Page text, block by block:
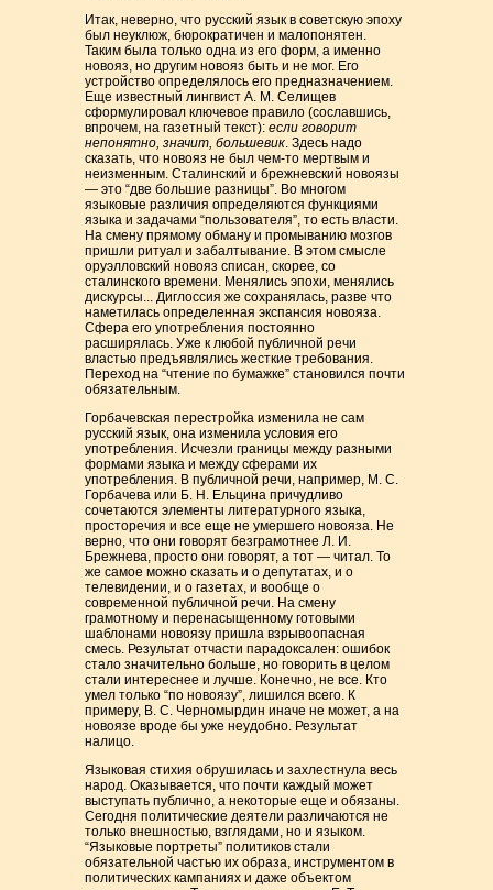
Итак, неверно, что русский язык в советскую эпоху
был неуклюж, бюрократичен и малопонятен.
Таким была только одна из его форм, а именно
новояз, но другим новояз быть и не мог. Его
устройство определялось его предназначением.
Еще известный лингвист А. М. Селищев
сформулировал ключевое правило (сославшись,
впрочем, на газетный текст):если говорит
непонятно, значит, большевик. Здесь надо
сказать, что новояз не был чем-то мертвым и
неизменным. Сталинский и брежневский новоязы
— это “две большие разницы”. Во многом
языковые различия определяются функциями
языка и задачами “пользователя”, то есть власти.
На смену прямому обману и промыванию мозгов
пришли ритуал и забалтывание. В этом смысле
оруэлловский новояз списан, скорее, со
сталинского времени. Менялись эпохи, менялись
дискурсы... Диглоссия же сохранялась, разве что
наметилась определенная экспансия новояза.
Сфера его употребления постоянно
расширялась. Уже к любой публичной речи
властью предъявлялись жесткие требования.
Переход на “чтение по бумажке” становился почти
обязательным.
Горбачевская перестройка изменила не сам
русский язык, она изменила условия его
употребления. Исчезли границы между разными
формами языка и между сферами их
употребления. В публичной речи, например, М. С.
Горбачева или Б. Н. Ельцина причудливо
сочетаются элементы литературного языка,
просторечия и все еще не умершего новояза. Не
верно, что они говорят безграмотнее Л. И.
Брежнева, просто они говорят, а тот — читал. То
же самое можно сказать и о депутатах, и о
телевидении, и о газетах, и вообще о
современной публичной речи. На смену
грамотному и перенасыщенному готовыми
шаблонами новоязу пришла взрывоопасная
смесь. Результат отчасти парадоксален: ошибок
стало значительно больше, но говорить в целом
стали интереснее и лучше. Конечно, не все. Кто
умел только “по новоязу”, лишился всего. К
примеру, В. С. Черномырдин иначе не может, а на
новоязе вроде бы уже неудобно. Результат
налицо.
Языковая стихия обрушилась и захлестнула весь
народ. Оказывается, что почти каждый может
выступать публично, а некоторые еще и обязаны.
Сегодня политические деятели различаются не
только внешностью, взглядами, но и языком.
“Языковые портреты” политиков стали
обязательной частью их образа, инструментом в
политических кампаниях и даже объектом